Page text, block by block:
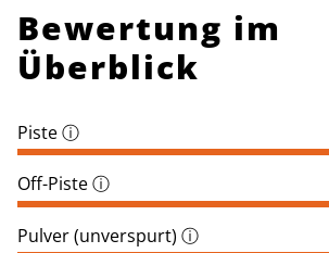
Bewertung im
Überblick
Pisteⓘ
Off-Pisteⓘ
Pulver (unverspurt) ⓘ